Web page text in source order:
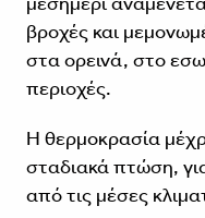
βροχές και
στα ορεινά, στο
περιοχές.
Η θερμοκρασία
σταδιακά πτώση,
από τις μέσες